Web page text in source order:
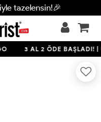
tazelensin!🎉
3 AL 2 ÖDE BAŞLADI! |